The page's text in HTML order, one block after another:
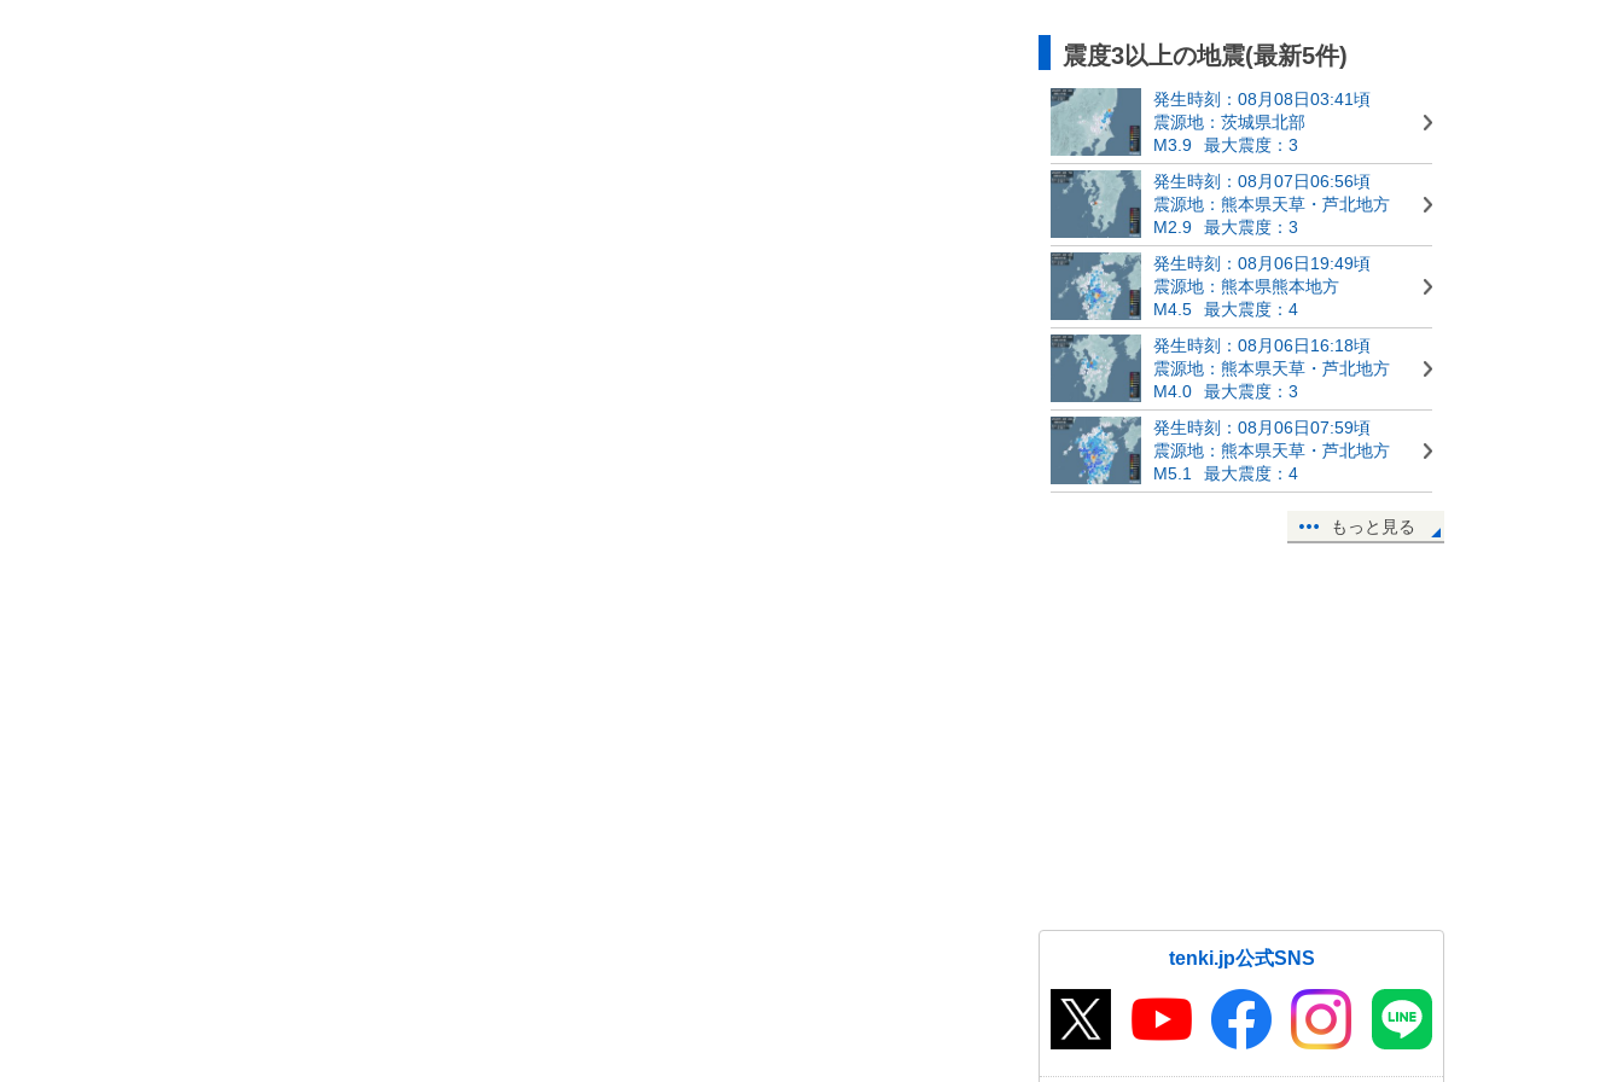
震度3以上の地震(最新5件)
発生時刻：08月08日03:41頃
震源地：茨城県北部
M3.9
最大震度：3
発生時刻：08月07日06:56頃
震源地：熊本県天草・芦北地方
M2.9
最大震度：3
発生時刻：08月06日19:49頃
震源地：熊本県熊本地方
M4.5
最大震度：4
発生時刻：08月06日16:18頃
震源地：熊本県天草・芦北地方
M4.0
最大震度：3
発生時刻：08月06日07:59頃
震源地：熊本県天草・芦北地方
M5.1
最大震度：4
もっと見る
tenki.jp公式SNS